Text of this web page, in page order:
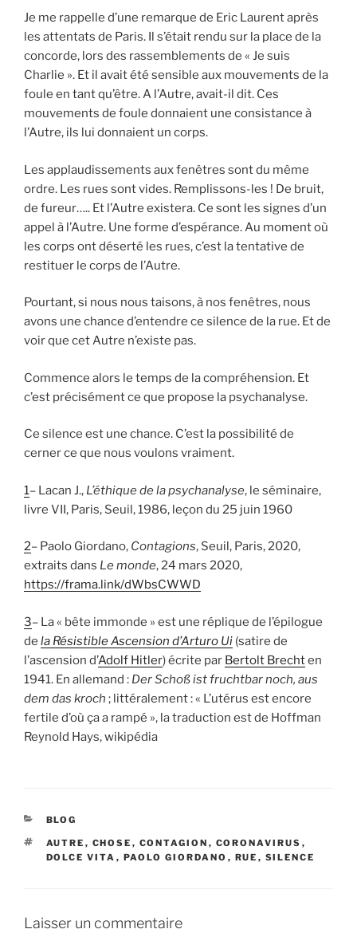
Je me rappelle d’une remarque de Eric Laurent après
les attentats de Paris. Il s’était rendu sur la place de la
concorde, lors des rassemblements de « Je suis
Charlie ». Et il avait été sensible aux mouvements de la
foule en tant qu’être. A l’Autre, avait-il dit. Ces
mouvements de foule donnaient une consistance à
l’Autre, ils lui donnaient un corps.
Les applaudissements aux fenêtres sont du même
ordre. Les rues sont vides. Remplissons-les ! De bruit,
de fureur….. Et l’Autre existera. Ce sont les signes d’un
appel à l’Autre. Une forme d’espérance. Au moment où
les corps ont déserté les rues, c’est la tentative de
restituer le corps de l’Autre.
Pourtant, si nous nous taisons, à nos fenêtres, nous
avons une chance d’entendre ce silence de la rue. Et de
voir que cet Autre n’existe pas.
Commence alors le temps de la compréhension. Et
c’est précisément ce que propose la psychanalyse.
Ce silence est une chance. C’est la possibilité de
cerner ce que nous voulons vraiment.
1– Lacan J., L’éthique de la psychanalyse, le séminaire,
livre VII, Paris, Seuil, 1986, leçon du 25 juin 1960
2– Paolo Giordano, Contagions, Seuil, Paris, 2020,
extraits dans Le monde, 24 mars 2020,
https://frama.link/dWbsCWWD
3– La « bête immonde » est une réplique de l’épilogue
de la Résistible Ascension d’Arturo Ui (satire de
l’ascension d’Adolf Hitler) écrite par Bertolt Brechten
1941. En allemand : Der Schoß ist fruchtbar noch, aus
dem das kroch ; littéralement : « L’utérus est encore
fertile d’où ça a rampé », la traduction est de Hoffman
Reynold Hays, wikipédia
CATÉGORIES
BLOG
ÉTIQUETTES
AUTRE , CHOSE , CONTAGION , CORONAVIRUS ,
DOLCE VITA , PAOLO GIORDANO , RUE , SILENCE
Laisser un commentaire